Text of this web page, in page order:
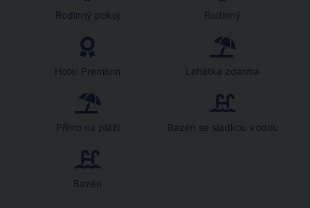
Rodinný pokoj Rodinný
Hotel Premium Lehátka zdarma
Přímo na pláži Bazén se sladkou vodou
Bazén